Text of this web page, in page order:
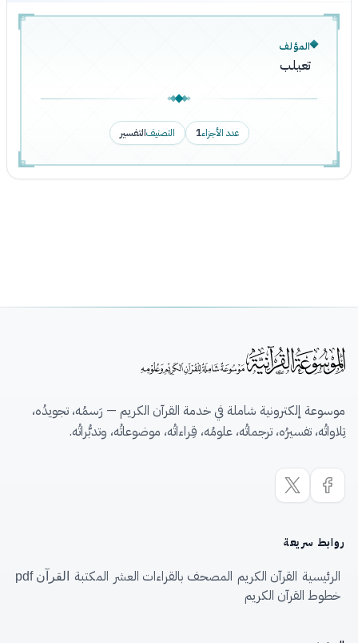
المؤلف
تعيلب
عدد الأجزاء1 التصنيفالتفسير
موسوعة إلكترونية شاملة في خدمة القرآن الكريم — رَسمُه، تجويدُه،
تِلاواتُه، تفسيرُه، ترجماتُه، علومُه، قِراءاتُه، موضوعاتُه، وتدبُّراتُه.
روابط سريعة
الرئيسية القرآن الكريم المصحف بالقراءات العشر المكتبة القرآن pdf
خطوط القرآن الكريم